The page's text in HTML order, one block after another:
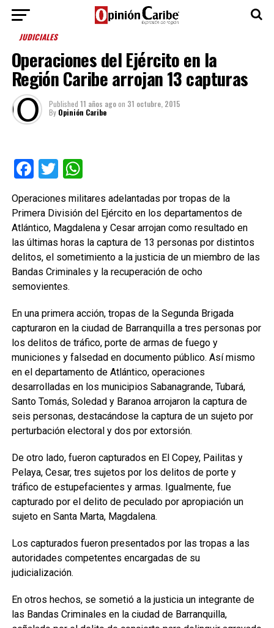
JUDICIALES
Operaciones del Ejército en la
Región Caribe arrojan 13 capturas
Published 11 años agoon 31 octubre, 2015
By Opinión Caribe
Facebook
TwitterWhatsApp
Operaciones militares adelantadas por tropas de la
Primera División del Ejército en los departamentos de
Atlántico, Magdalena y Cesar arrojan como resultado en
las últimas horas la captura de 13 personas por distintos
delitos, el sometimiento a la justicia de un miembro de las
Bandas Criminales y la recuperación de ocho
semovientes.
En una primera acción, tropas de la Segunda Brigada
capturaron en la ciudad de Barranquilla a tres personas por
los delitos de tráfico, porte de armas de fuego y
municiones y falsedad en documento público. Así mismo
en el departamento de Atlántico, operaciones
desarrolladas en los municipios Sabanagrande, Tubará,
Santo Tomás, Soledad y Baranoa arrojaron la captura de
seis personas, destacándose la captura de un sujeto por
perturbación electoral y dos por extorsión.
De otro lado, fueron capturados en El Copey, Pailitas y
Pelaya, Cesar, tres sujetos por los delitos de porte y
tráfico de estupefacientes y armas. Igualmente, fue
capturado por el delito de peculado por apropiación un
sujeto en Santa Marta, Magdalena.
Los capturados fueron presentados por las tropas a las
autoridades competentes encargadas de su
judicialización.
En otros hechos, se sometió a la justicia un integrante de
las Bandas Criminales en la ciudad de Barranquilla,